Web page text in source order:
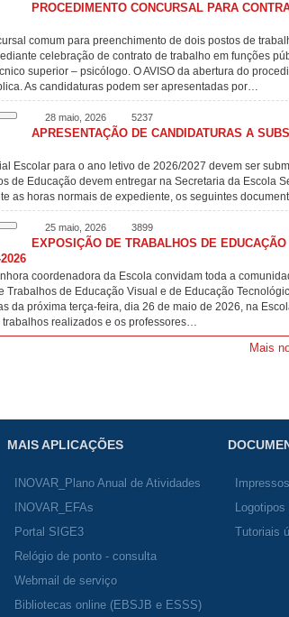
PROCEDIMENTO CONCURSAL PARA
comum para preenchimento de dois postos de
celebração de contrato de trabalho em funções
superior – psicólogo. O AVISO da abertura do
As candidaturas podem ser apresentadas por…
28 maio, 2026 5237
APRESENTAÇÃO DE CANDIDATURAS A
Escolar para o ano letivo de 2026/2027 devem ser
de Educação devem entregar na Secretaria da Escola
as horas normais de expediente, os seguintes
25 maio, 2026 3899
EXPOSIÇÃO DE TRABALHOS DE
coordenadora da Escola convidam toda a
de Educação Visual e de Educação
da próxima terça-feira, dia 26 de maio de 2026, na
realizados e os professores…
Mais
MAIS APLICAÇÕES
INOVAR_Plano Anual de Atividades
INOVAR_EFAs
Portal SIGE3
Relógio de ponto - consulta
Webmail de serviço
Bibliotecas online (EBSJB e ESSS)
Impressos
Logotipos
Tutoriais